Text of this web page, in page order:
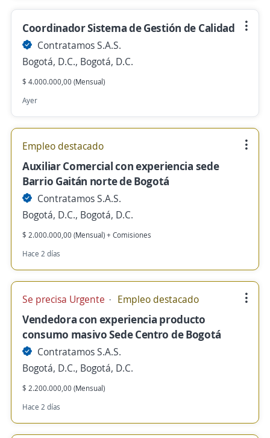
Coordinador Sistema de Gestión de Calidad
Contratamos S.A.S.
Bogotá, D.C., Bogotá, D.C.
$ 4.000.000,00 (Mensual)
Ayer
Empleo destacado
Auxiliar Comercial con experiencia sede
Barrio Gaitán norte de Bogotá
Contratamos S.A.S.
Bogotá, D.C., Bogotá, D.C.
$ 2.000.000,00 (Mensual) + Comisiones
Hace 2 días
Se precisa Urgente Empleo destacado
Vendedora con experiencia producto
consumo masivo Sede Centro de Bogotá
Contratamos S.A.S.
Bogotá, D.C., Bogotá, D.C.
$ 2.200.000,00 (Mensual)
Hace 2 días